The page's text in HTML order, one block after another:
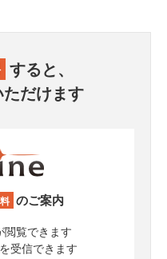
すると、
だけます
のご案内
閲覧できます
受信できます